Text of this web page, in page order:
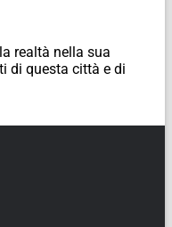
realtà nella sua
di questa città e di